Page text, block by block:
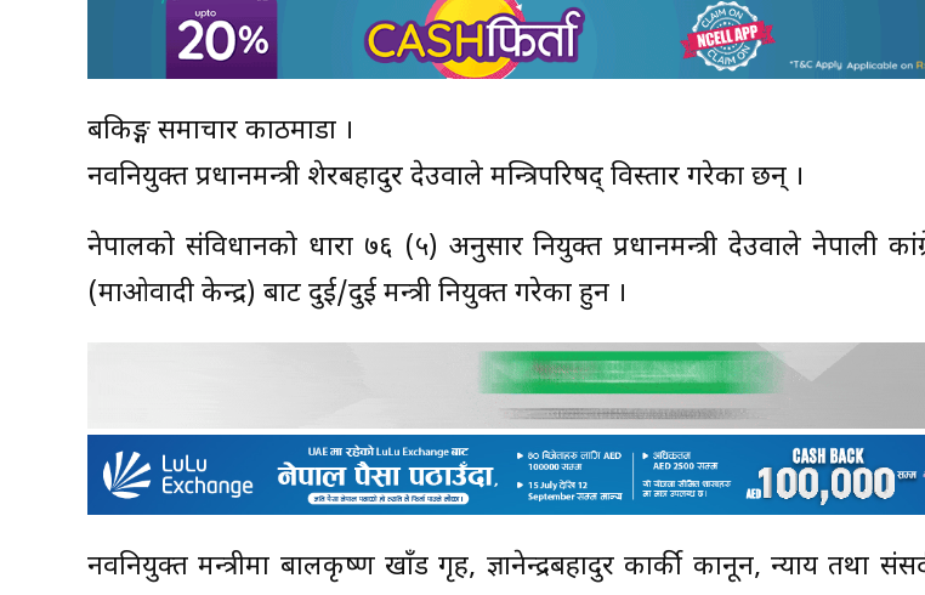
बैंकिङ्ग समाचार काठमाडौं ।
नवनियुक्त प्रधानमन्त्री शेरबहादुर देउवाले मन्त्रिपरिषद् विस्तार गरेका छन् ।
नेपालको संविधानको धारा ७६ (५) अनुसार नियुक्त प्रधानमन्त्री देउवाले नेपाली
(माओवादी केन्द्र) बाट दुई/दुई मन्त्री नियुक्त गरेका हुन ।
नवनियुक्त मन्त्रीमा बालकृष्ण खाँड गृह, ज्ञानेन्द्रबहादुर कार्की कानून, न्याय तथा